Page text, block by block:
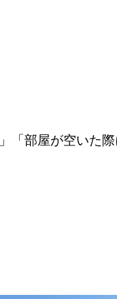
「部屋が空い